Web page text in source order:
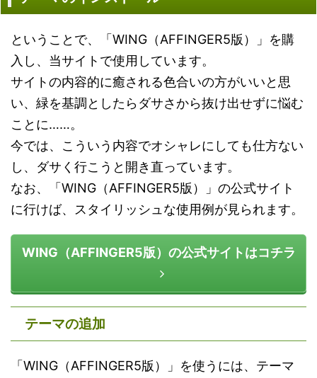
ということで、「WING（AFFINGER5版）」を購
入し、当サイトで使用しています。
サイトの内容的に癒される色合いの方がいいと思
い、緑を基調としたらダサさから抜け出せずに悩む
ことに……。
今では、こういう内容でオシャレにしても仕方ない
し、ダサく行こうと開き直っています。
なお、「WING（AFFINGER5版）」の公式サイト
に行けば、スタイリッシュな使用例が見られます。
WING（AFFINGER5版）の公式サイトはコチラ
テーマの追加
「WING（AFFINGER5版）」を使うには、テーマ